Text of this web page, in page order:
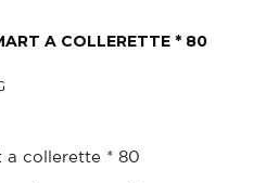
A COLLERETTE * 80
a collerette * 80